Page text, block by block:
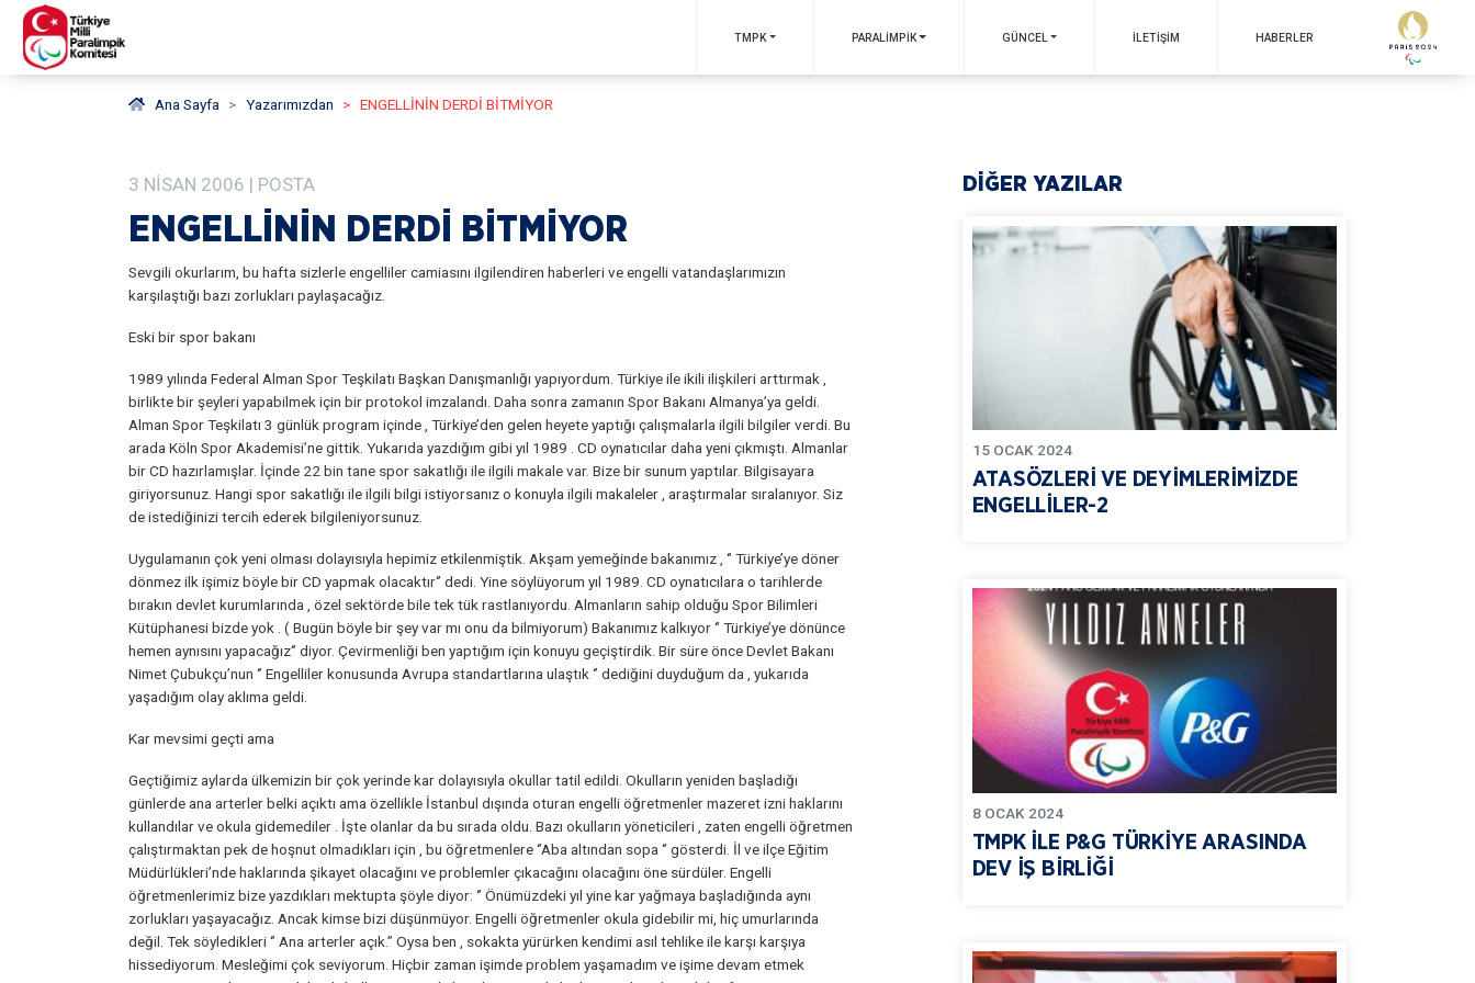
TMPK PARALİMPİK GÜNCEL İLETIŞIM HABERLER
Ana Sayfa Yazarımızdan ENGELLİNİN DERDİ BİTMİYOR
3 NISAN 2006 | POSTA
ENGELLİNİN DERDİ BİTMİYOR
Sevgili okurlarım, bu hafta sizlerle engelliler camiasını ilgilendiren haberleri ve engelli vatandaşlarımızın
karşılaştığı bazı zorlukları paylaşacağız.
Eski bir spor bakanı
1989 yılında Federal Alman Spor Teşkilatı Başkan Danışmanlığı yapıyordum. Türkiye ile ikili ilişkileri arttırmak ,
birlikte bir şeyleri yapabilmek için bir protokol imzalandı. Daha sonra zamanın Spor Bakanı Almanya’ya geldi.
Alman Spor Teşkilatı 3 günlük program içinde , Türkiye’den gelen heyete yaptığı çalışmalarla ilgili bilgiler verdi. Bu
arada Köln Spor Akademisi’ne gittik. Yukarıda yazdığım gibi yıl 1989 . CD oynatıcılar daha yeni çıkmıştı. Almanlar
bir CD hazırlamışlar. İçinde 22 bin tane spor sakatlığı ile ilgili makale var. Bize bir sunum yaptılar. Bilgisayara
giriyorsunuz. Hangi spor sakatlığı ile ilgili bilgi istiyorsanız o konuyla ilgili makaleler , araştırmalar sıralanıyor. Siz
de istediğinizi tercih ederek bilgileniyorsunuz.
Uygulamanın çok yeni olması dolayısıyla hepimiz etkilenmiştik. Akşam yemeğinde bakanımız , ‘’ Türkiye’ye döner
dönmez ilk işimiz böyle bir CD yapmak olacaktır‘’ dedi. Yine söylüyorum yıl 1989. CD oynatıcılara o tarihlerde
bırakın devlet kurumlarında , özel sektörde bile tek tük rastlanıyordu. Almanların sahip olduğu Spor Bilimleri
Kütüphanesi bizde yok . ( Bugün böyle bir şey var mı onu da bilmiyorum) Bakanımız kalkıyor ‘’ Türkiye’ye dönünce
hemen aynısını yapacağız‘’ diyor. Çevirmenliği ben yaptığım için konuyu geçiştirdik. Bir süre önce Devlet Bakanı
Nimet Çubukçu’nun ‘’ Engelliler konusunda Avrupa standartlarına ulaştık ‘’ dediğini duyduğum da , yukarıda
yaşadığım olay aklıma geldi.
Kar mevsimi geçti ama
Geçtiğimiz aylarda ülkemizin bir çok yerinde kar dolayısıyla okullar tatil edildi. Okulların yeniden başladığı
günlerde ana arterler belki açıktı ama özellikle İstanbul dışında oturan engelli öğretmenler mazeret izni haklarını
kullandılar ve okula gidemediler . İşte olanlar da bu sırada oldu. Bazı okulların yöneticileri , zaten engelli öğretmen
çalıştırmaktan pek de hoşnut olmadıkları için , bu öğretmenlere ‘’Aba altından sopa ‘’ gösterdi. İl ve ilçe Eğitim
Müdürlükleri’nde haklarında şikayet olacağını ve problemler çıkacağını olacağını öne sürdüler. Engelli
öğretmenlerimiz bize yazdıkları mektupta şöyle diyor: ‘’ Önümüzdeki yıl yine kar yağmaya başladığında aynı
zorlukları yaşayacağız. Ancak kimse bizi düşünmüyor. Engelli öğretmenler okula gidebilir mi, hiç umurlarında
değil. Tek söyledikleri ‘’ Ana arterler açık.’’ Oysa ben , sokakta yürürken kendimi asıl tehlike ile karşı karşıya
hissediyorum. Mesleğimi çok seviyorum. Hiçbir zaman işimde problem yaşamadım ve işime devam etmek
DİĞER YAZILAR
15 OCAK 2024
ATASÖZLERİ VE DEYİMLERİMİZDE
ENGELLİLER-2
8 OCAK 2024
TMPK İLE P&G TÜRKİYE ARASINDA
DEV İŞ BİRLİĞİ